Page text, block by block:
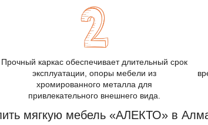
Прочный каркас обеспечивает длительный срок
эксплуатации, опоры мебели из
хромированного металла для
привлекательного внешнего вида.
мягкую мебель «АЛЕКТО» в